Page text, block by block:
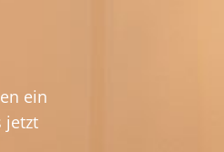
ein
jetzt